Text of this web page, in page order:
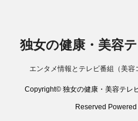
独女の健康・美容
エンタメ情報とテレビ番組（美
Copyright© 独女の健康・美容テレ
Reserved